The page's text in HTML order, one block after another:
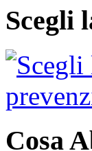
Scegli
Cosa